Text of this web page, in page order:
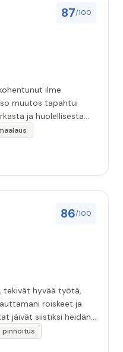
87/100
ilme
muutos tapahtui
ja huolellisesta
86/100
tekivät hyvää työtä,
roiskeet ja
jäivät siistiksi heidän
pinnoitus